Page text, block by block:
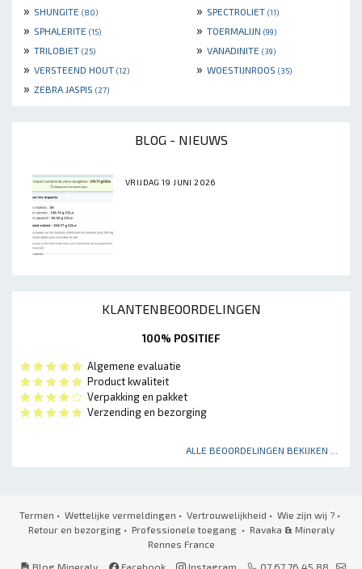
» SHUNGITE (80) » SPECTROLIET (11)
» SPHALERITE (15) » TOERMALIJN (99)
» TRILOBIET (25) » VANADINITE (39)
» VERSTEEND HOUT (12) » WOESTIJNROOS (35)
» ZEBRA JASPIS (27)
BLOG - NIEUWS
VRIJDAG 19 JUNI 2026
KLANTENBEOORDELINGEN
100% POSITIEF
Algemene evaluatie
Product kwaliteit
Verpakking en pakket
Verzending en bezorging
ALLE BEOORDELINGEN BEKIJKEN ...
Termen • Wettelijke vermeldingen • Vertrouwelijkheid • Wie zijn wij ? •
Retour en bezorging• Professionele toegang • Ravaka & Mineraly
Rennes France